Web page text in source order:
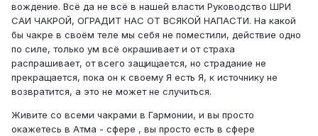
вождение. Всё да не всё в нашей власти Руководство ШРИ
САИ ЧАКРОЙ, ОГРАДИТ НАС ОТ ВСЯКОЙ НАПАСТИ. На какой
бы чакре в своём теле мы себя не поместили, действие одно
по силе, только ум всё окрашивает и от страха
распрашивает, от всего защищается, но страдание не
прекращается, пока он к своему Я есть Я, к источнику не
возвратится, а это не может не случиться.
Живите со всеми чакрами в Гармонии, и вы просто
окажетесь в Атма - сфере , вы просто есть в сфере